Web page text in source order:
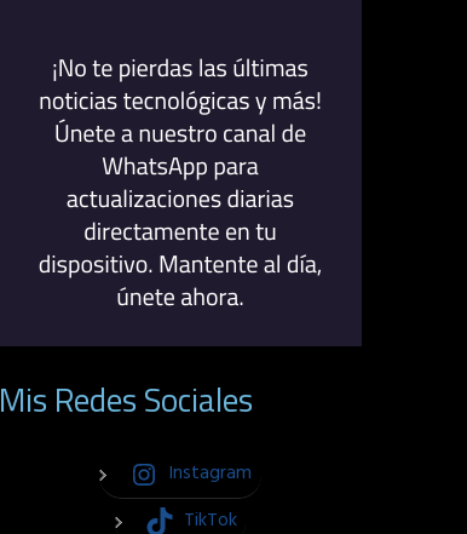
Mis Redes Sociales
Instagram
TikTok